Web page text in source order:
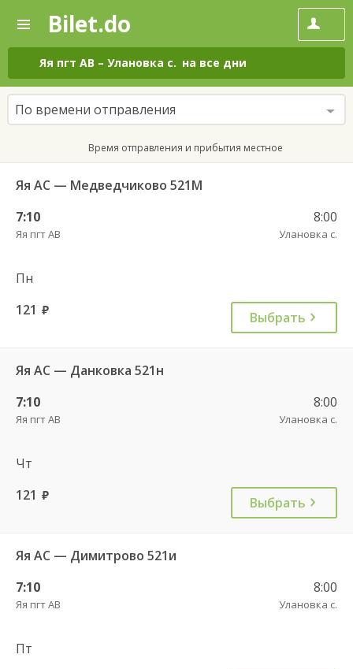
—
Поиск
и
покупка
билетов
на
автобус
онлайн
Bilet.do
Яя пгт АВ – Улановка с. на все дни
По времени отправления
Время отправления и прибытия местное
Яя АС — Медведчиково 521М
7:10
Яя пгт АВ
8:00
Улановка с.
Пн
121 руб. Выбрать
Яя АС — Данковка 521н
7:10
Яя пгт АВ
8:00
Улановка с.
Чт
121 руб. Выбрать
Яя АС — Димитрово 521и
7:10
Яя пгт АВ
8:00
Улановка с.
Пт